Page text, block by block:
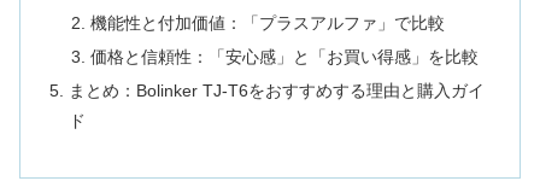
機能性と付加価値：「プラスアルファ」で比較
価格と信頼性：「安心感」と「お買い得感」を比較
まとめ：Bolinker TJ-T6をおすすめする理由と購入ガイ
ド